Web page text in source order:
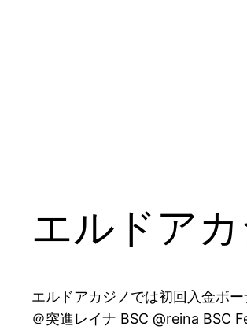
エルドア
エルドアカジノでは初回入金ボ
＠突進レイナ BSC @reina BSC